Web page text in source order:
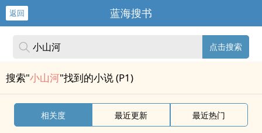
返回 蓝海搜书
点击搜索
搜索"小山河"找到的小说 (P1)
相关度 最近更新 最近热门